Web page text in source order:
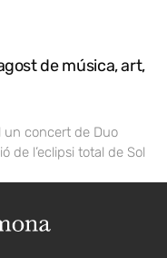
de música, art,
un concert de Duo
de l’eclipsi total de Sol